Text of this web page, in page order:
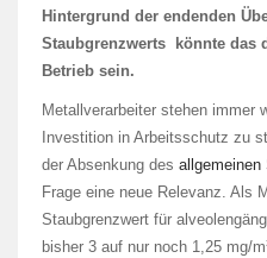
Hintergrund der endenden
Staubgrenzwerts könnte das
Betrieb sein.
Metallverarbeiter stehen immer
Investition in Arbeitsschutz zu
der Absenkung des allgemeinen
Frage eine neue Relevanz. Als
Staubgrenzwert für
bisher 3 auf nur noch 1,25 mg/